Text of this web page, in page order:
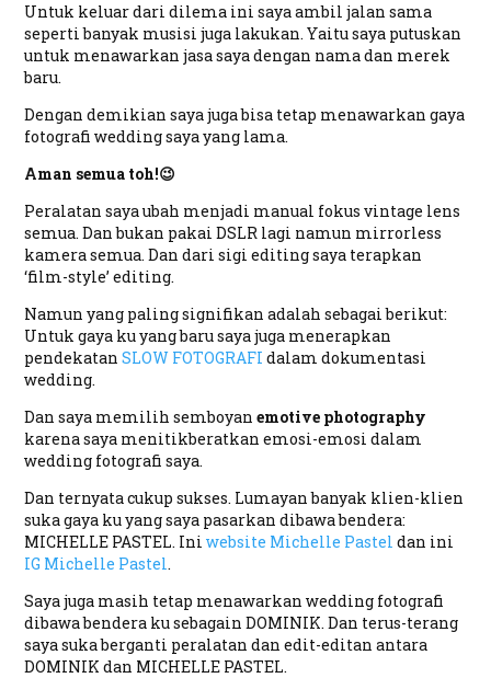
Untuk keluar dari dilema ini saya ambil jalan sama
seperti banyak musisi juga lakukan. Yaitu saya putuskan
untuk menawarkan jasa saya dengan nama dan merek
baru.
Dengan demikian saya juga bisa tetap menawarkan gaya
fotografi wedding saya yang lama.
Aman semua toh!😉
Peralatan saya ubah menjadi manual fokus vintage lens
semua. Dan bukan pakai DSLR lagi namun mirrorless
kamera semua. Dan dari sigi editing saya terapkan
‘film-style’ editing.
Namun yang paling signifikan adalah sebagai berikut:
Untuk gaya ku yang baru saya juga menerapkan
pendekatanSLOW FOTOGRAFI dalam dokumentasi
wedding.
Dan saya memilih semboyanemotive photography
karena saya menitikberatkan emosi-emosi dalam
wedding fotografi saya.
Dan ternyata cukup sukses. Lumayan banyak klien-klien
suka gaya ku yang saya pasarkan dibawa bendera:
MICHELLE PASTEL. Iniwebsite Michelle Pastel dan ini
IG Michelle Pastel.
Saya juga masih tetap menawarkan wedding fotografi
dibawa bendera ku sebagain DOMINIK. Dan terus-terang
saya suka berganti peralatan dan edit-editan antara
DOMINIK dan MICHELLE PASTEL.